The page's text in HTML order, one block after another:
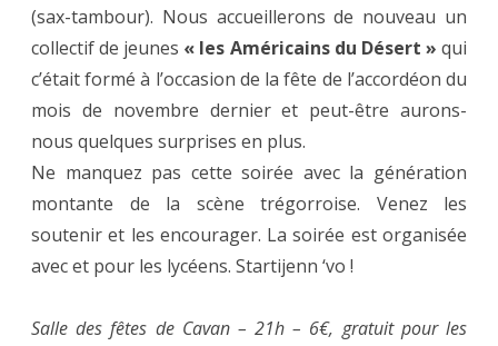
(sax-tambour). Nous accueillerons de nouveau un
collectif de jeunes « les Américains du Désert » qui
c’était formé à l’occasion de la fête de l’accordéon du
mois de novembre dernier et peut-être aurons-
nous quelques surprises en plus.
Ne manquez pas cette soirée avec la génération
montante de la scène trégorroise. Venez les
soutenir et les encourager. La soirée est organisée
avec et pour les lycéens. Startijenn ‘vo !
Salle des fêtes de Cavan – 21h – 6€, gratuit pour les